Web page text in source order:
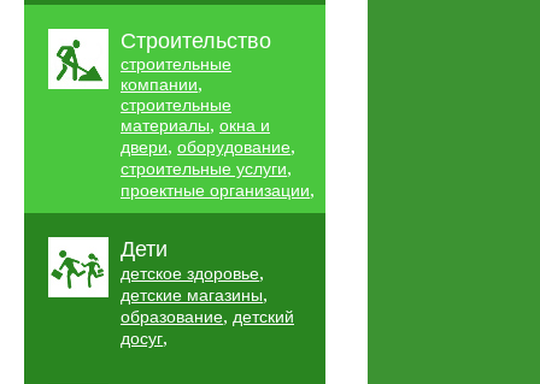
Строительство
строительные
компании,
строительные
материалы, окна и
двери, оборудование,
строительные услуги,
проектные организации,
Дети
детское здоровье,
детские магазины,
образование, детский
досуг,